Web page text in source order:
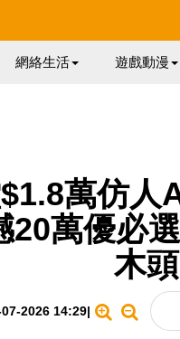
網絡生活 遊戲動漫
萬仿人
20萬優必
木
2026 14:29|